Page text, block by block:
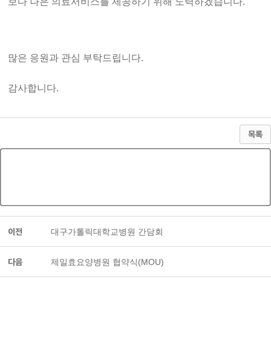
많은 응원과 관심 부탁드립니다.
감사합니다.
목록
이전 대구가톨릭대학교병원 간담회
다음 제일효요양병원 협약식(MOU)